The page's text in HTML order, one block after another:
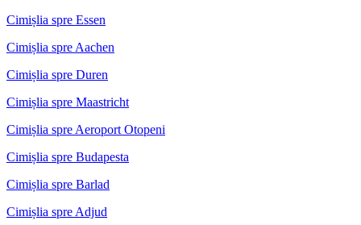
Cimișlia spre Essen
Cimișlia spre Aachen
Cimișlia spre Duren
Cimișlia spre Maastricht
Cimișlia spre Aeroport Otopeni
Cimișlia spre Budapesta
Cimișlia spre Barlad
Cimișlia spre Adjud